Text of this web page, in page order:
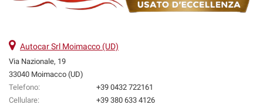
Autocar Srl Moimacco (UD)
Via Nazionale, 19
33040 Moimacco (UD)
Telefono:
+39 0432 722161
Cellulare:
+39 380 633 4126